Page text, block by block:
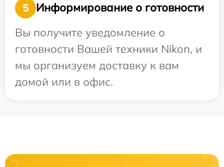
5
Информирование о готовности
Вы получите уведомление о
готовности Вашей техники Nikon, и
мы организуем доставку к вам
домой или в офис.